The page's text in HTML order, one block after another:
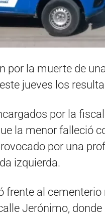
por la muerte de
jueves los
por la
la menor falleció
por una
izquierda.
frente al
Jerónimo,